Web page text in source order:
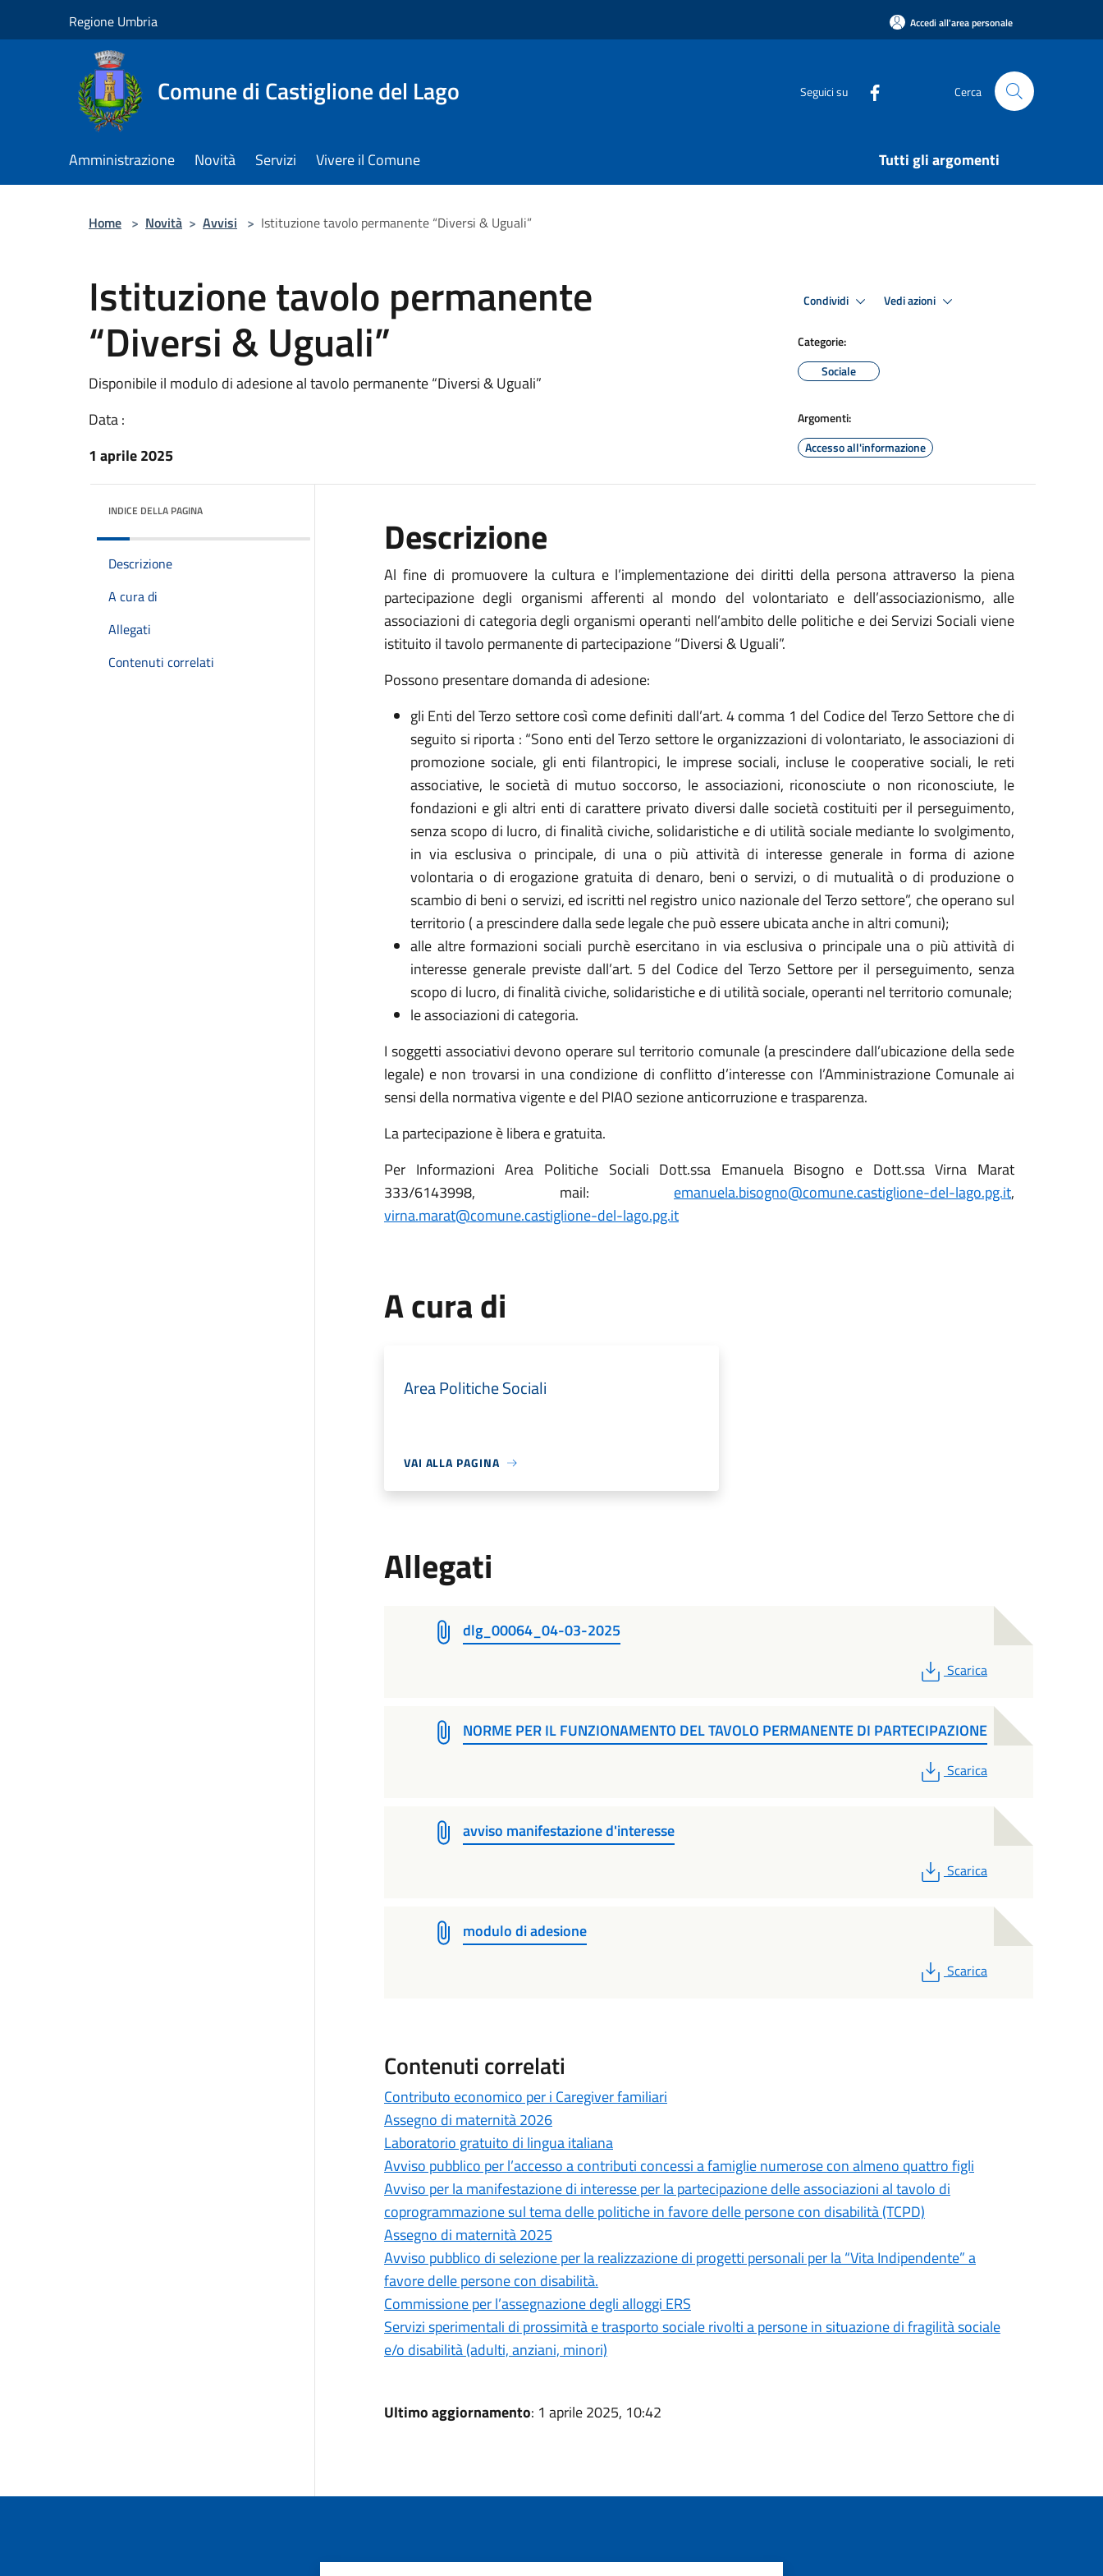
Regione Umbria Accedi all'area personale
Comune di Castiglione del Lago Seguici su Cerca
Amministrazione Novità Servizi Vivere il Comune Tutti gli argomenti
Home > Novità > Avvisi > Istituzione tavolo permanente “Diversi & Uguali”
Istituzione tavolo permanente
“Diversi & Uguali”
Disponibile il modulo di adesione al tavolo permanente “Diversi & Uguali”
Data :
1 aprile 2025
Condividi Vedi azioni
Categorie:
Sociale
Argomenti:
Accesso all'informazione
INDICE DELLA PAGINA
Descrizione
A cura di
Allegati
Contenuti correlati
Descrizione
Al fine di promuovere la cultura e l’implementazione dei diritti della persona attraverso la piena
partecipazione degli organismi afferenti al mondo del volontariato e dell’associazionismo, alle
associazioni di categoria degli organismi operanti nell’ambito delle politiche e dei Servizi Sociali viene
istituito il tavolo permanente di partecipazione “Diversi & Uguali”.
Possono presentare domanda di adesione:
gli Enti del Terzo settore così come definiti dall’art. 4 comma 1 del Codice del Terzo Settore che di
seguito si riporta : “Sono enti del Terzo settore le organizzazioni di volontariato, le associazioni di
promozione sociale, gli enti filantropici, le imprese sociali, incluse le cooperative sociali, le reti
associative, le società di mutuo soccorso, le associazioni, riconosciute o non riconosciute, le
fondazioni e gli altri enti di carattere privato diversi dalle società costituiti per il perseguimento,
senza scopo di lucro, di finalità civiche, solidaristiche e di utilità sociale mediante lo svolgimento,
in via esclusiva o principale, di una o più attività di interesse generale in forma di azione
volontaria o di erogazione gratuita di denaro, beni o servizi, o di mutualità o di produzione o
scambio di beni o servizi, ed iscritti nel registro unico nazionale del Terzo settore”, che operano sul
territorio ( a prescindere dalla sede legale che può essere ubicata anche in altri comuni);
alle altre formazioni sociali purchè esercitano in via esclusiva o principale una o più attività di
interesse generale previste dall’art. 5 del Codice del Terzo Settore per il perseguimento, senza
scopo di lucro, di finalità civiche, solidaristiche e di utilità sociale, operanti nel territorio comunale;
le associazioni di categoria.
I soggetti associativi devono operare sul territorio comunale (a prescindere dall’ubicazione della sede
legale) e non trovarsi in una condizione di conflitto d’interesse con l’Amministrazione Comunale ai
sensi della normativa vigente e del PIAO sezione anticorruzione e trasparenza.
La partecipazione è libera e gratuita.
Per Informazioni Area Politiche Sociali Dott.ssa Emanuela Bisogno e Dott.ssa Virna Marat
333/6143998, mail: emanuela.bisogno@comune.castiglione-del-lago.pg.it,
virna.marat@comune.castiglione-del-lago.pg.it
A cura di
Area Politiche Sociali
VAI ALLA PAGINA
Allegati
dlg_00064_04-03-2025
PDF
Scarica
NORME PER IL FUNZIONAMENTO DEL TAVOLO PERMANENTE DI PARTECIPAZIONE
PDF
Scarica
avviso manifestazione d'interesse
PDF
Scarica
modulo di adesione
PDF
Scarica
Contenuti correlati
Contributo economico per i Caregiver familiari
Assegno di maternità 2026
Laboratorio gratuito di lingua italiana
Avviso pubblico per l’accesso a contributi concessi a famiglie numerose con almeno quattro figli
Avviso per la manifestazione di interesse per la partecipazione delle associazioni al tavolo di
coprogrammazione sul tema delle politiche in favore delle persone con disabilità (TCPD)
Assegno di maternità 2025
Avviso pubblico di selezione per la realizzazione di progetti personali per la “Vita Indipendente” a
favore delle persone con disabilità.
Commissione per l’assegnazione degli alloggi ERS
Servizi sperimentali di prossimità e trasporto sociale rivolti a persone in situazione di fragilità sociale
e/o disabilità (adulti, anziani, minori)
Ultimo aggiornamento: 1 aprile 2025, 10:42